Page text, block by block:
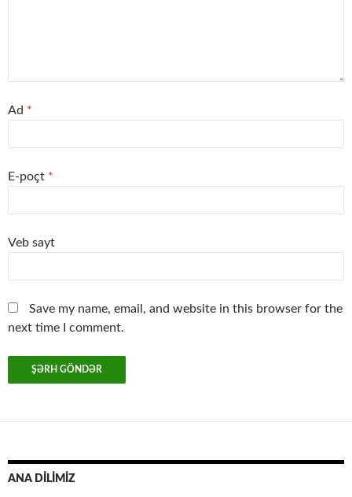
Ad *
E-poçt *
Veb sayt
Save my name, email, and website in this browser for the
next time I comment.
ANA DİLİMİZ